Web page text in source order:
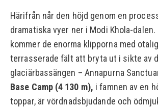
Härifrån når den höjd genom en
dramatiska vyer ner i Modi Khola-
kommer de enorma klipporna med
terrasserade fält att bryta ut i sikte av
glaciärbassängen – Annapurna
Base Camp (4 130 m), i famnen av en
toppar, är vördnadsbjudande och